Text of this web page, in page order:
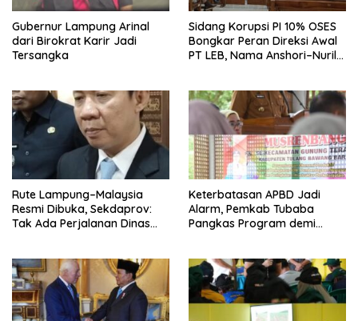
Gubernur Lampung Arinal
dari Birokrat Karir Jadi
Tersangka
Sidang Korupsi PI 10% OSES
Bongkar Peran Direksi Awal
PT LEB, Nama Anshori–Nuril
Rute Lampung–Malaysia
Resmi Dibuka, Sekdaprov:
Tak Ada Perjalanan Dinas
Keterbatasan APBD Jadi
Alarm, Pemkab Tubaba
Pangkas Program demi